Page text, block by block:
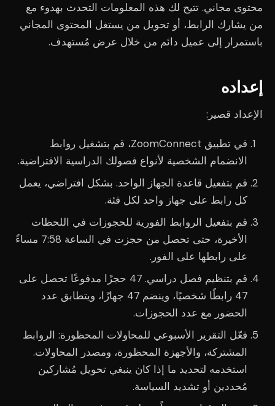
محتوى مجاني. تتيح لك هذه المعلومات التحدث بهدوء مع
من يشارك الرابط، أو تحويل من يستغل المحتوى المجاني
باستمرار إلى عميل دائم من خلال عرض مُستهدف.
إعداده
الإعداد قصير:
في تطبيق ZoomConnect، قم بتشغيل روابط
الانضمام الشخصية لأنواع فصولك الدراسية الافتراضية.
قم بتفعيل قاعدة الجهاز الواحد. بشكل افتراضي، يعمل
كل رابط على جهاز واحد لكل فئة.
قم بتفعيل الروابط الفورية للحجوزات في اللحظات
الأخيرة، حتى تحصل من حجزت في الساعة 7:58 مساءً
على رابطها على الفور.
قم بتنظيم فصل دراسي. 47 حجزًا مدفوعًا تحصل على
47 رابطًا شخصيًا، وينضم 47 جهازًا، ويتطابق عدد
الحضور مع عدد الحجوزات.
فعّل التقرير الأسبوعي للمحاولات المحظورة: الروابط
المشتركة، والأجهزة المحظورة، ومصدر المحاولات.
استخدمه لتحديد ما إذا كان ينبغي تحويل مُشاركين
مُحددين أو تشديد السياسة.